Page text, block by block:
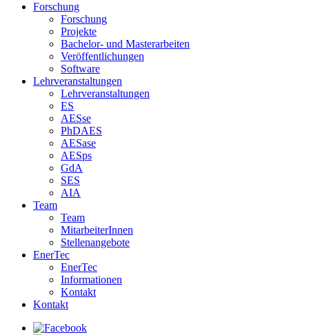
Forschung
Forschung
Projekte
Bachelor- und Masterarbeiten
Veröffentlichungen
Software
Lehrveranstaltungen
Lehrveranstaltungen
ES
AESse
PhDAES
AESase
AESps
GdA
SES
AIA
Team
Team
MitarbeiterInnen
Stellenangebote
EnerTec
EnerTec
Informationen
Kontakt
Kontakt